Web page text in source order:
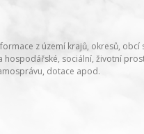
z území krajů, okresů,
hospodářské, sociální, životní
dotace apod.